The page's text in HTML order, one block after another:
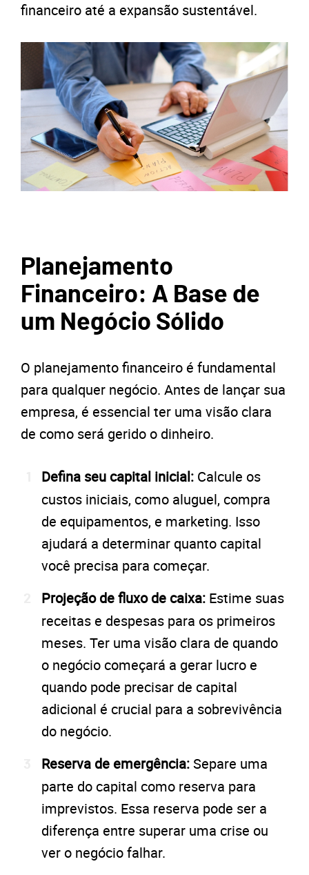
financeiro até a expansão sustentável.
Planejamento
Financeiro: A Base de
um Negócio Sólido
O planejamento financeiro é fundamental
para qualquer negócio. Antes de lançar sua
empresa, é essencial ter uma visão clara
de como será gerido o dinheiro.
Defina seu capital inicial: Calcule os
custos iniciais, como aluguel, compra
de equipamentos, e marketing. Isso
ajudará a determinar quanto capital
você precisa para começar.
Projeção de fluxo de caixa: Estime suas
receitas e despesas para os primeiros
meses. Ter uma visão clara de quando
o negócio começará a gerar lucro e
quando pode precisar de capital
adicional é crucial para a sobrevivência
do negócio.
Reserva de emergência:Separe uma
parte do capital como reserva para
imprevistos. Essa reserva pode ser a
diferença entre superar uma crise ou
ver o negócio falhar.